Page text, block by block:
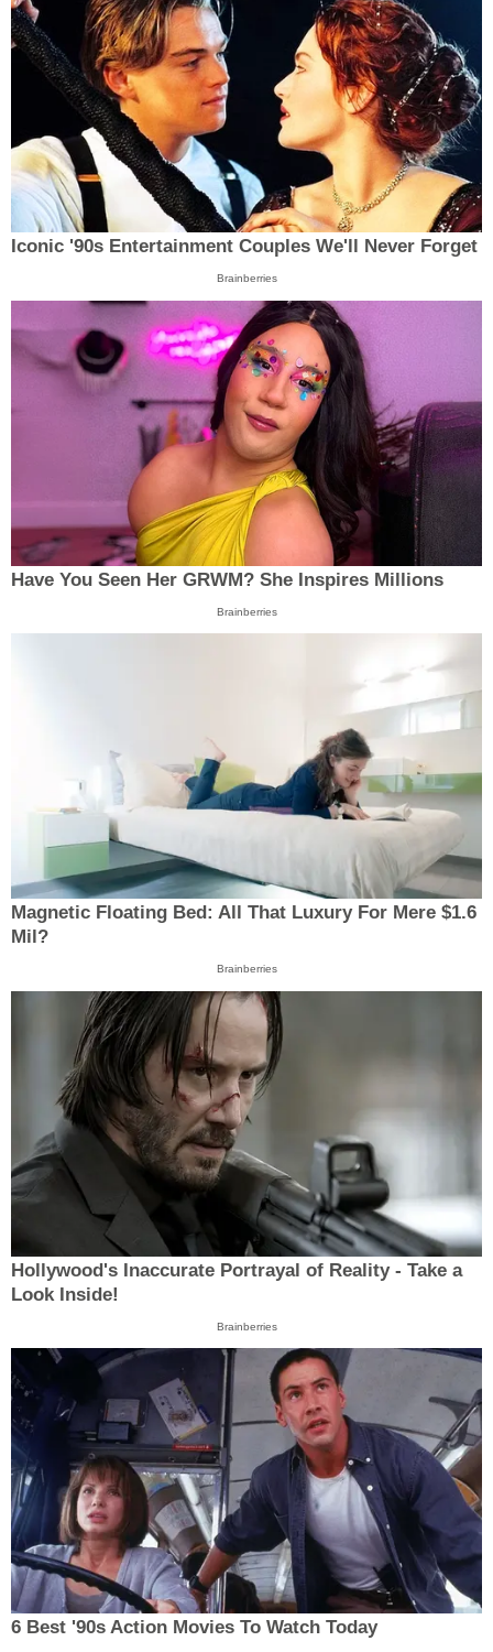
Iconic '90s Entertainment Couples We'll Never Forget
Brainberries
Have You Seen Her GRWM? She Inspires Millions
Brainberries
Magnetic Floating Bed: All That Luxury For Mere $1.6
Mil?
Brainberries
Hollywood's Inaccurate Portrayal of Reality - Take a
Look Inside!
Brainberries
6 Best '90s Action Movies To Watch Today